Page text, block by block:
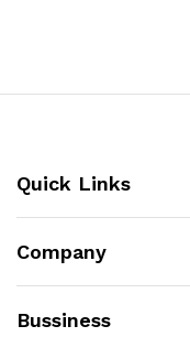
Quick Links
Company
Bussiness